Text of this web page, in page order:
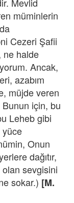
müminlerin
Cezeri Şafii
ne halde
Ancak,
azabım
müjde veren
için, bu
Leheb gibi
yüce
Onun
dağıtır,
sevgisini
sokar.) [M.